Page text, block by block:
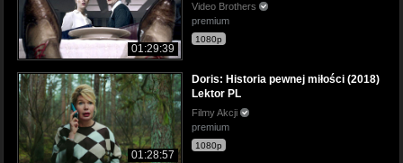
01:29:39
Video Brothers
premium
1080p
01:28:57
Doris: Historia pewnej miłości (2018)
Lektor PL
Filmy Akcji
premium
1080p